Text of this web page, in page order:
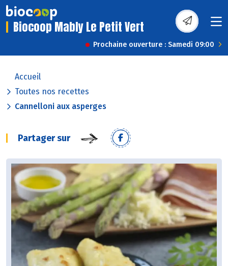
Biocoop Mably Le Petit Vert
Prochaine ouverture : Samedi 09:00
Accueil
Toutes nos recettes
Cannelloni aux asperges
Partager sur